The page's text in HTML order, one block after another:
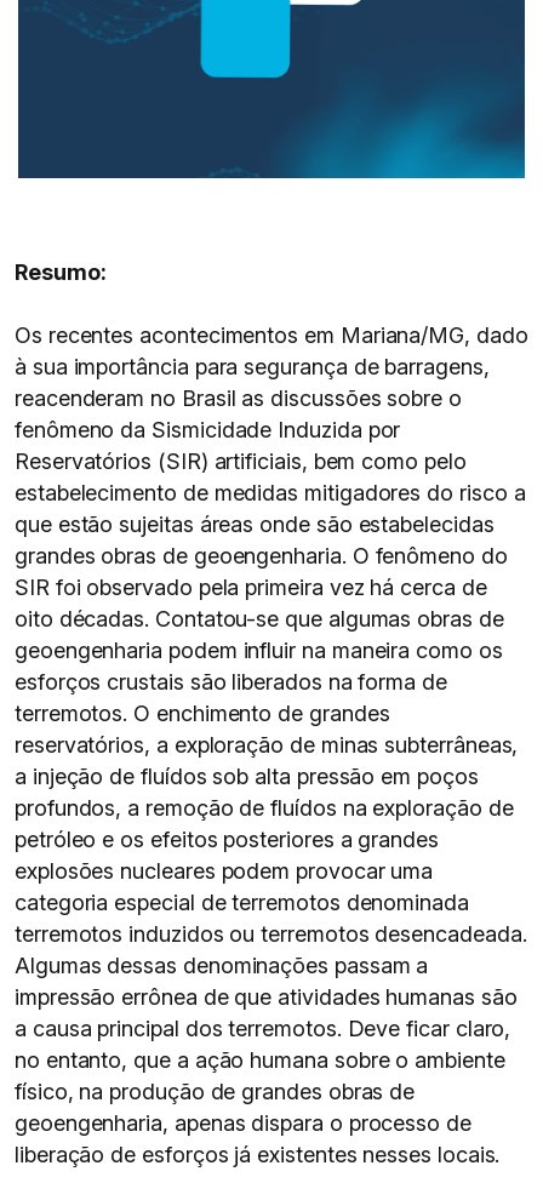
Resumo:
Os recentes acontecimentos em Mariana/MG, dado
à sua importância para segurança de barragens,
reacenderam no Brasil as discussões sobre o
fenômeno da Sismicidade Induzida por
Reservatórios (SIR) artificiais, bem como pelo
estabelecimento de medidas mitigadores do risco a
que estão sujeitas áreas onde são estabelecidas
grandes obras de geoengenharia. O fenômeno do
SIR foi observado pela primeira vez há cerca de
oito décadas. Contatou-se que algumas obras de
geoengenharia podem influir na maneira como os
esforços crustais são liberados na forma de
terremotos. O enchimento de grandes
reservatórios, a exploração de minas subterrâneas,
a injeção de fluídos sob alta pressão em poços
profundos, a remoção de fluídos na exploração de
petróleo e os efeitos posteriores a grandes
explosões nucleares podem provocar uma
categoria especial de terremotos denominada
terremotos induzidos ou terremotos desencadeada.
Algumas dessas denominações passam a
impressão errônea de que atividades humanas são
a causa principal dos terremotos. Deve ficar claro,
no entanto, que a ação humana sobre o ambiente
físico, na produção de grandes obras de
geoengenharia, apenas dispara o processo de
liberação de esforços já existentes nesses locais.